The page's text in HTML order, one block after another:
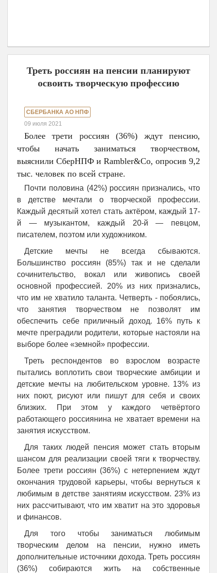
Треть россиян на пенсии планируют
освоить творческую профессию
СБЕРБАНКА АО НПФ
09 июля 2021
Более трети россиян (36%) ждут пенсию,
чтобы начать заниматься творчеством,
выяснили СберНПФ и Rambler&Co, опросив 9,2
тыс. человек по всей стране.
Почти половина (42%) россиян признались, что
в детстве мечтали о творческой профессии.
Каждый десятый хотел стать актёром, каждый 17-
й — музыкантом, каждый 20-й — певцом,
писателем, поэтом или художником.
Детские мечты не всегда сбываются.
Большинство россиян (85%) так и не сделали
сочинительство, вокал или живопись своей
основной профессией. 20% из них признались,
что им не хватило таланта. Четверть - побоялись,
что занятия творчеством не позволят им
обеспечить себе приличный доход. 16% путь к
мечте преградили родители, которые настояли на
выборе более «земной» профессии.
Треть респондентов во взрослом возрасте
пытались воплотить свои творческие амбиции и
детские мечты на любительском уровне. 13% из
них поют, рисуют или пишут для себя и своих
близких. При этом у каждого четвёртого
работающего россиянина не хватает времени на
занятия искусством.
Для таких людей пенсия может стать вторым
шансом для реализации своей тяги к творчеству.
Более трети россиян (36%) с нетерпением ждут
окончания трудовой карьеры, чтобы вернуться к
любимым в детстве занятиям искусством. 23% из
них рассчитывают, что им хватит на это здоровья
и финансов.
Для того чтобы заниматься любимым
творческим делом на пенсии, нужно иметь
дополнительные источники дохода. Треть россиян
(36%) собираются жить на собственные